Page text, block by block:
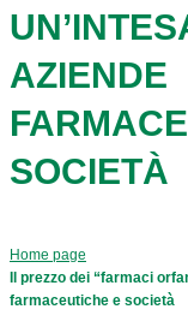
AZIENDE
SOCIETÀ
Home page
Il prezzo dei “farmaci
farmaceutiche e società